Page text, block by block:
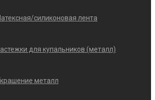
силиконовая лента
для купальников (металл)
металл